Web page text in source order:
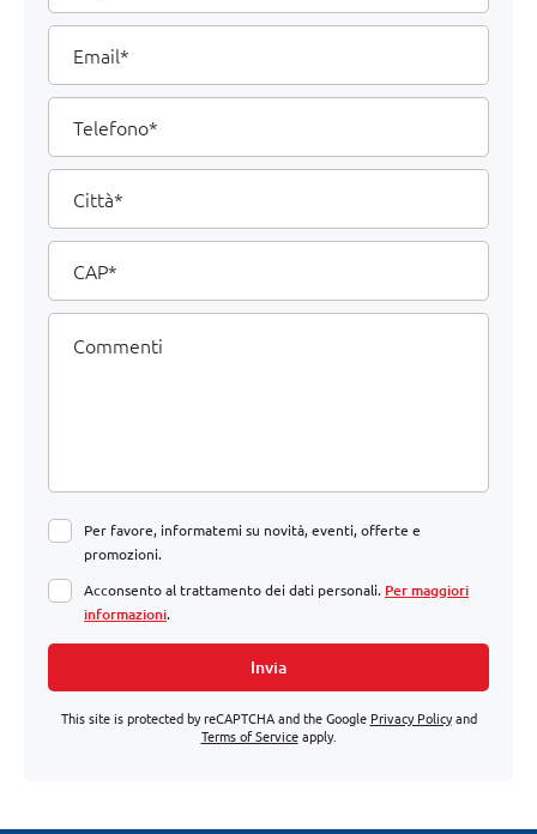
Email
Telefono
Città
CAP
Commenti
Per favore, informatemi su novità, eventi, offerte e
promozioni.
Acconsento al trattamento dei dati personali. Per maggiori
informazioni.
Invia
This site is protected by reCAPTCHA and the Google Privacy Policyand
Terms of Serviceapply.